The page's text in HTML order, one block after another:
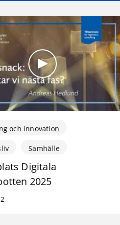
och innovation
Samhälle
Digitala
2025